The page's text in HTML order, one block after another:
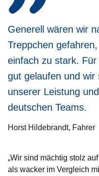
Generell wären wir
Treppchen
einfach zu stark.
gut gelaufen und
unserer Leistung
deutschen Teams.
Horst Hildebrandt Fahrer
„Wir sind mächtig stolz
als wacker im Vergleich